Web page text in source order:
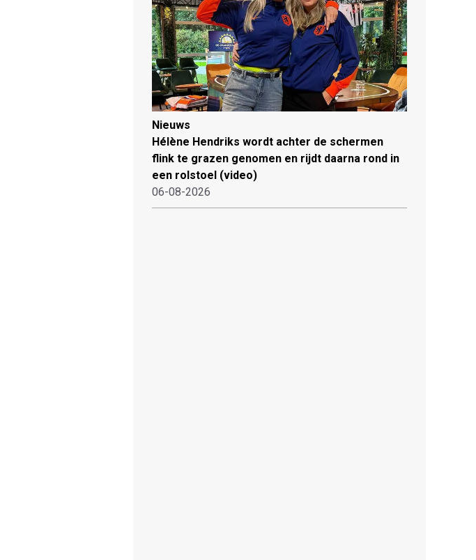
Nieuws
Hélène Hendriks wordt achter de schermen
flink te grazen genomen en rijdt daarna rond in
een rolstoel (video)
06-08-2026